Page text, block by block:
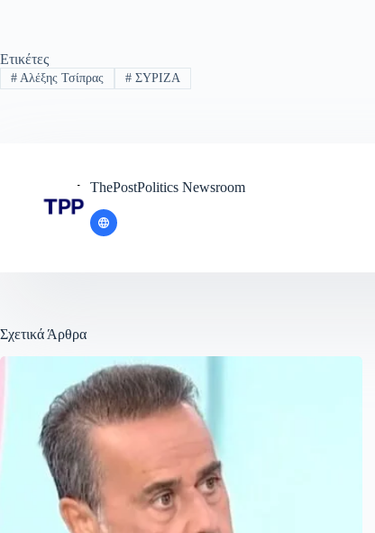
Ετικέτες
#Αλέξης Τσίπρας #ΣΥΡΙΖΑ
ThePostPolitics Newsroom
Σχετικά Άρθρα